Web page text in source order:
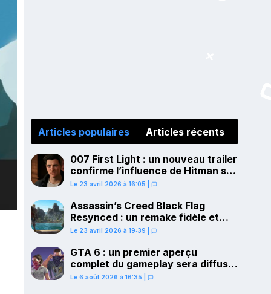
Articles populaires Articles récents
007 First Light : un nouveau trailer
confirme l’influence de Hitman sur
le gameplay
Le 23 avril 2026 à 16:05
Assassin’s Creed Black Flag
Resynced : un remake fidèle et
ambitieux confirmé pour juillet sur
Le 23 avril 2026 à 19:39
GTA 6 : un premier aperçu
complet du gameplay sera diffusé
ce mois-ci, avec une avant-
Le 6 août 2026 à 16:35